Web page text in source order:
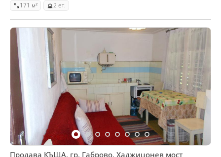
171 м² 2 ет.
Продава КЪЩА, гр. Габрово, Хаджицонев мост